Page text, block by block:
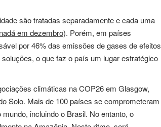
são tratadas separadamente e cada uma
em dezembro). Porém, em países
por 46% das emissões de gases de efeitos
o que faz o país um lugar estratégico
climáticas na COP26 em Glasgow,
Solo. Mais de 100 países se comprometeram
incluindo o Brasil. No entanto, o